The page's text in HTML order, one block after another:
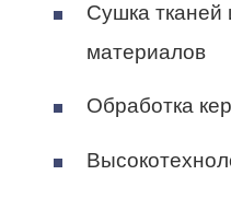
Сушка тканей
материалов
Обработка